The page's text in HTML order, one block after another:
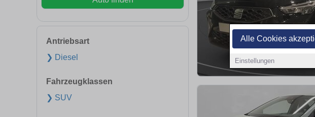
Alle Cookies
Einstellungen
Antriebsart
❯ Diesel
Fahrzeugklassen
❯ SUV